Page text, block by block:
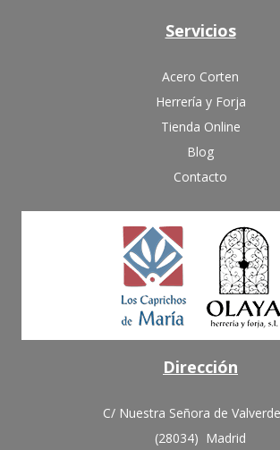
Servicios
Acero Corten
Herrería y Forja
Tienda Online
Blog
Contacto
Dirección
C/ Nuestra Señora de
(28034) Madrid